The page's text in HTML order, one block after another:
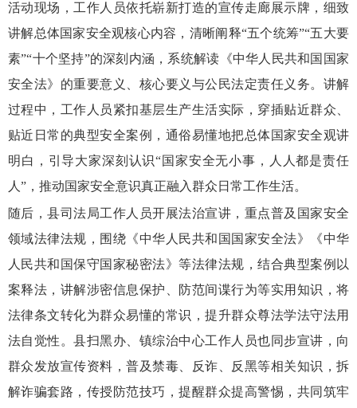
活动现场，工作人员依托崭新打造的宣传走廊展示牌，细致
讲解总体国家安全观核心内容，清晰阐释“五个统筹”“五大要
素”“十个坚持”的深刻内涵，系统解读《中华人民共和国国家
安全法》的重要意义、核心要义与公民法定责任义务。讲解
过程中，工作人员紧扣基层生产生活实际，穿插贴近群众、
贴近日常的典型安全案例，通俗易懂地把总体国家安全观讲
明白，引导大家深刻认识“国家安全无小事，人人都是责任
人”，推动国家安全意识真正融入群众日常工作生活。
随后，县司法局工作人员开展法治宣讲，重点普及国家安全
领域法律法规，围绕《中华人民共和国国家安全法》《中华
人民共和国保守国家秘密法》等法律法规，结合典型案例以
案释法，讲解涉密信息保护、防范间谍行为等实用知识，将
法律条文转化为群众易懂的常识，提升群众尊法学法守法用
法自觉性。县扫黑办、镇综治中心工作人员也同步宣讲，向
群众发放宣传资料，普及禁毒、反诈、反黑等相关知识，拆
解诈骗套路，传授防范技巧，提醒群众提高警惕，共同筑牢